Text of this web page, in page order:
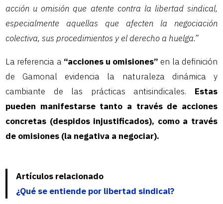
acción u omisión que atente contra la libertad sindical,
especialmente aquellas que afecten la negociación
colectiva, sus procedimientos y el derecho a huelga.”
La referencia a “acciones u omisiones” en la definición
de Gamonal evidencia la naturaleza dinámica y
cambiante de las prácticas antisindicales. Estas
pueden manifestarse tanto a través de acciones
concretas (despidos injustificados), como a través
de omisiones (la negativa a negociar).
Artículos relacionado
¿Qué se entiende por libertad sindical?